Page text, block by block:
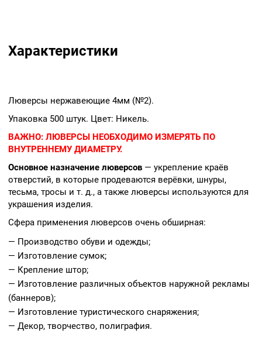
Характеристики
Люверсы нержавеющие 4мм (№2).
Упаковка 500 штук. Цвет: Никель.
ВАЖНО: ЛЮВЕРСЫ НЕОБХОДИМО ИЗМЕРЯТЬ ПО
ВНУТРЕННЕМУ ДИАМЕТРУ.
Основное назначение люверсов — укрепление краёв
отверстий, в которые продеваются верёвки, шнуры,
тесьма, тросы и т. д., а также люверсы используются для
украшения изделия.
Сфера применения люверсов очень обширная:
— Производство обуви и одежды;
— Изготовление сумок;
— Крепление штор;
— Изготовление различных объектов наружной рекламы
(баннеров);
— Изготовление туристического снаряжения;
— Декор, творчество, полиграфия.